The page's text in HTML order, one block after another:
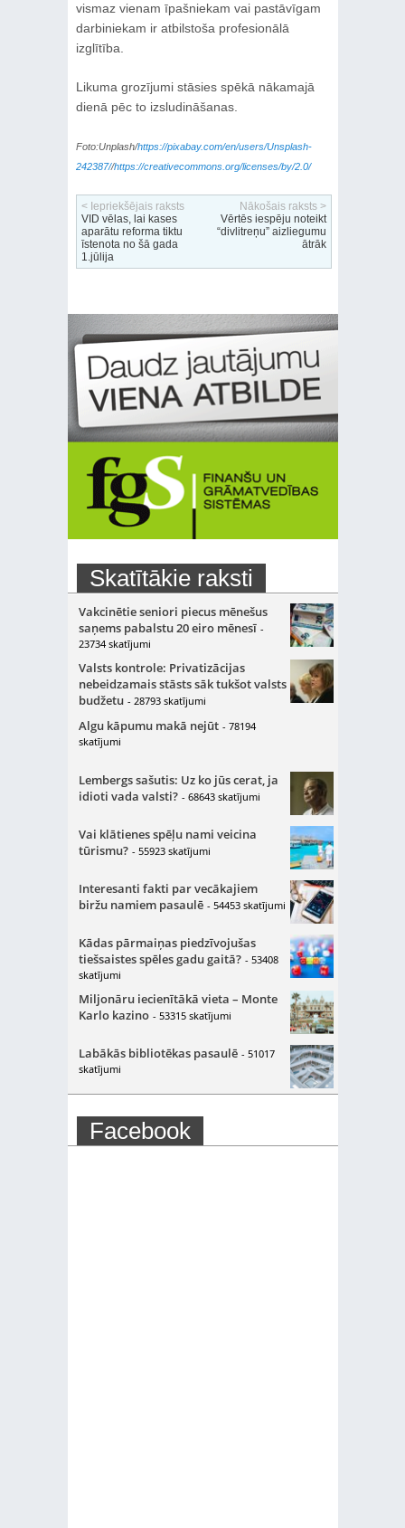
vismaz vienam īpašniekam vai pastāvīgam
darbiniekam ir atbilstoša profesionālā
izglītība.
Likuma grozījumi stāsies spēkā nākamajā
dienā pēc to izsludināšanas.
Foto:Unplash/https://pixabay.com/en/users/Unsplash-
242387//https://creativecommons.org/licenses/by/2.0/
< Iepriekšējais raksts
VID vēlas, lai kases
aparātu reforma tiktu
īstenota no šā gada
1.jūlija
Nākošais raksts >
Vērtēs iespēju noteikt
“divlitreņu” aizliegumu
ātrāk
Skatītākie raksti
Vakcinētie seniori piecus mēnešus
saņems pabalstu 20 eiro mēnesī -
23734 skatījumi
Valsts kontrole: Privatizācijas
nebeidzamais stāsts sāk tukšot valsts
budžetu - 28793 skatījumi
Algu kāpumu makā nejūt - 78194
skatījumi
Lembergs sašutis: Uz ko jūs cerat, ja
idioti vada valsti? - 68643 skatījumi
Vai klātienes spēļu nami veicina
tūrismu? - 55923 skatījumi
Interesanti fakti par vecākajiem
biržu namiem pasaulē - 54453 skatījumi
Kādas pārmaiņas piedzīvojušas
tiešsaistes spēles gadu gaitā? - 53408
skatījumi
Miljonāru iecienītākā vieta – Monte
Karlo kazino - 53315 skatījumi
Labākās bibliotēkas pasaulē - 51017
skatījumi
Facebook